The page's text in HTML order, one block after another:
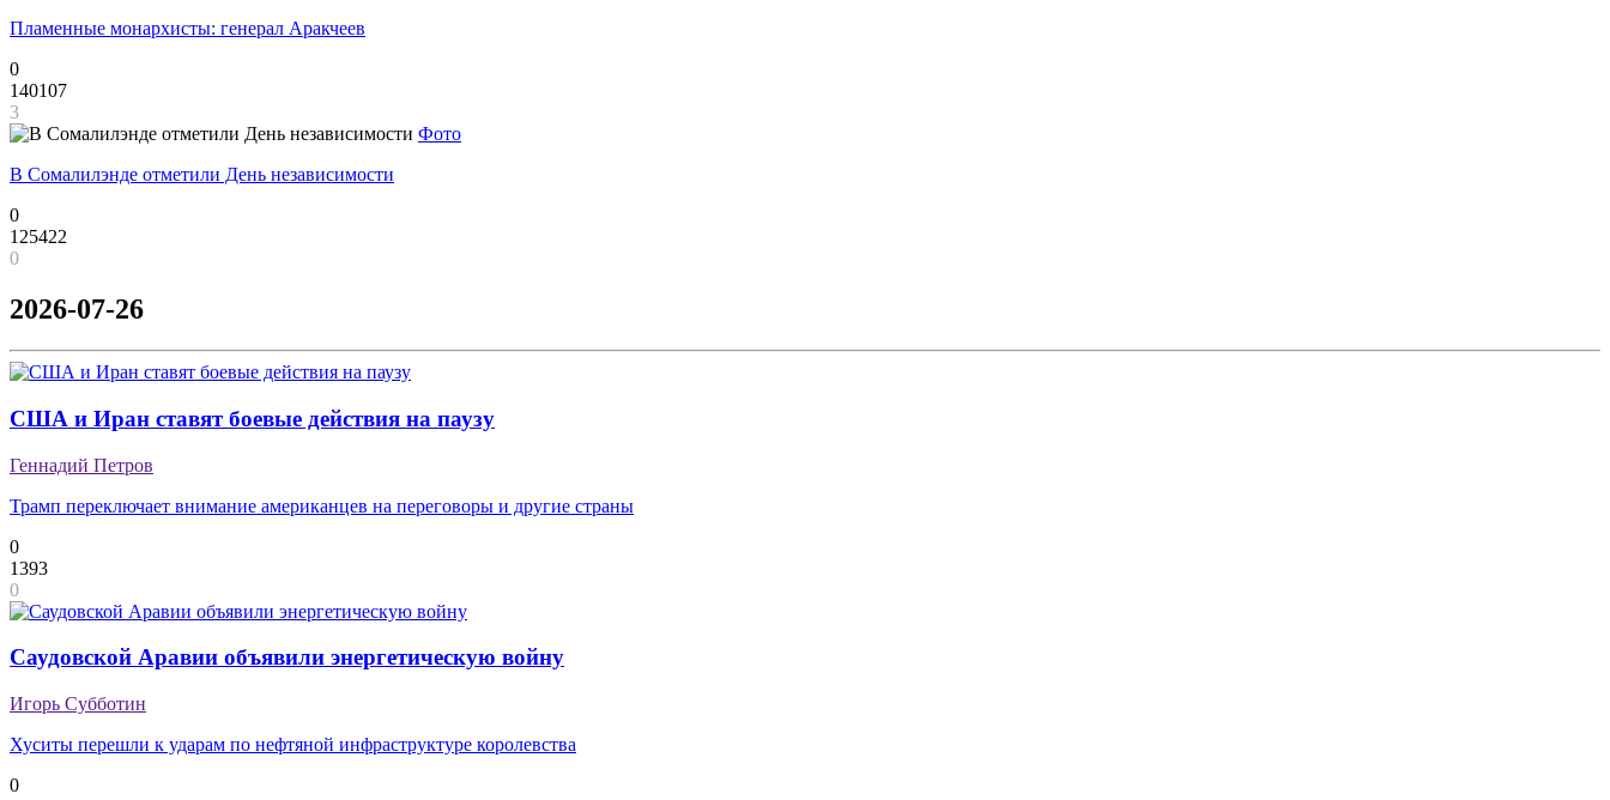
Пламенные монархисты: генерал Аракчеев
0
140107
3
Фото
В Сомалилэнде отметили День независимости
0
125422
0
2026-07-26
США и Иран ставят боевые действия на паузу
Геннадий Петров
Трамп переключает внимание американцев на переговоры и другие страны
0
1393
0
Саудовской Аравии объявили энергетическую войну
Игорь Субботин
Хуситы перешли к ударам по нефтяной инфраструктуре королевства
0